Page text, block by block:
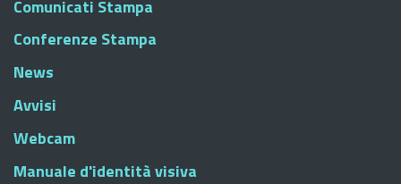
Comunicati Stampa
Conferenze Stampa
News
Avvisi
Webcam
Manuale d'identità visiva